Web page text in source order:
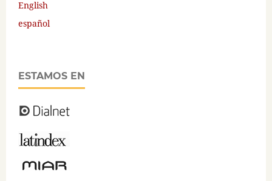
English
español
ESTAMOS EN